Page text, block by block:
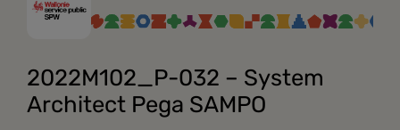
2022M102_P-032 – System
Architect Pega SAMPO